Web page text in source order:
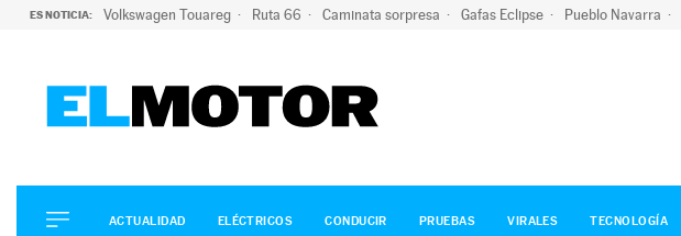
ES NOTICIA: Volkswagen Touareg Ruta 66 Caminata sorpresa Gafas Eclipse Pueblo Navarra
ELÉCTRICOS
CONDUCIR
ACTUALIDAD ELÉCTRICOS CONDUCIR PRUEBAS VIRALES TECNOLOGÍA